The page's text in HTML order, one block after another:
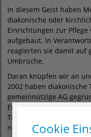
In diesem Geist haben
diakonische oder
Einrichtungen zur
aufgebaut. In
reagierten sie damit auf
Umbrüche.
Daran knüpfen wir an
2002 haben diakonische
gemeinnützige AG
Einrichtungen und als
Träger weiterhin in
neue Einrichtungen
Cookie